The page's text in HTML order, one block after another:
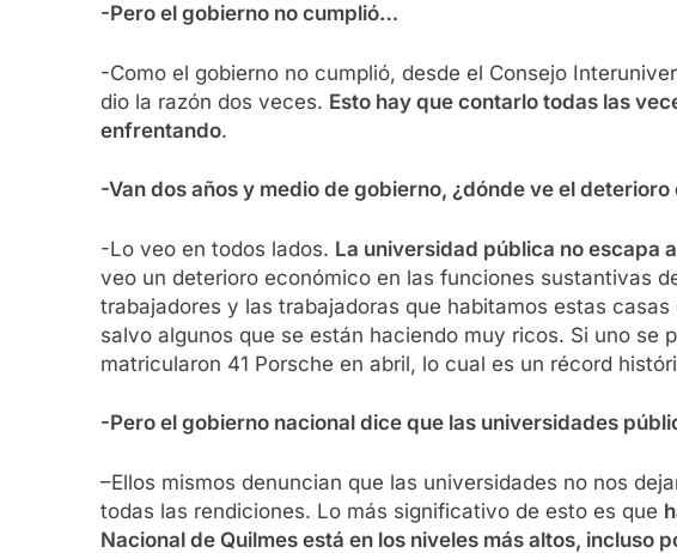
-Pero el gobierno no cumplió…
-Como el gobierno no cumplió, desde el Consejo
dio la razón dos veces. Esto hay que contarlo todas las
enfrentando.
-Van dos años y medio de gobierno, ¿dónde ve el
-Lo veo en todos lados. La universidad pública no escapa
veo un deterioro económico en las funciones sustantivas
trabajadores y las trabajadoras que habitamos estas
salvo algunos que se están haciendo muy ricos. Si uno
matricularon 41 Porsche en abril, lo cual es un récord
-Pero el gobierno nacional dice que las universidades
–Ellos mismos denuncian que las universidades no nos
todas las rendiciones. Lo más significativo de esto es que
Nacional de Quilmes está en los niveles más altos, incluso